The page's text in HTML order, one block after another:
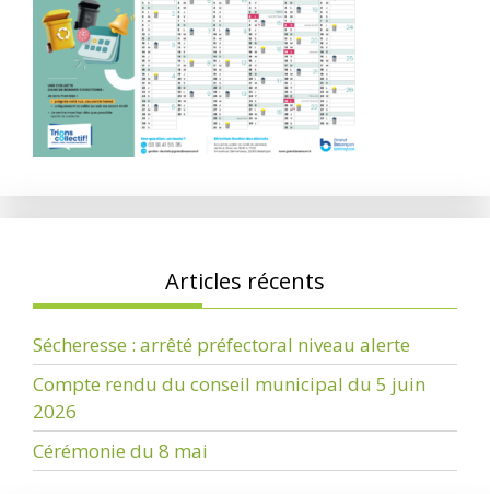
Articles récents
Sécheresse : arrêté préfectoral niveau alerte
Compte rendu du conseil municipal du 5 juin
2026
Cérémonie du 8 mai